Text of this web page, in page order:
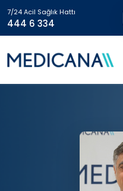
7/24 Acil Sağlık Hattı
444 6 334